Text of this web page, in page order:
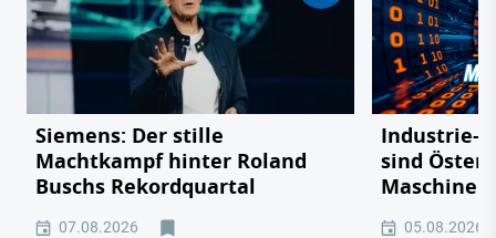
Siemens: Der stille
Machtkampf hinter Roland
Buschs Rekordquartal
07.08.2026
Industrie-
sind
05.08.2026